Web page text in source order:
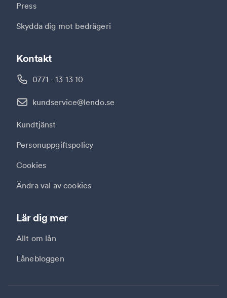
Lär dig mer
Allt om lån
Lånebloggen
Kontakt
0771 - 13 13 10
kundservice@lendo.se
Kundtjänst
Personuppgiftspolicy
Cookies
Ändra val av cookies
Press
Skydda dig mot bedrägeri